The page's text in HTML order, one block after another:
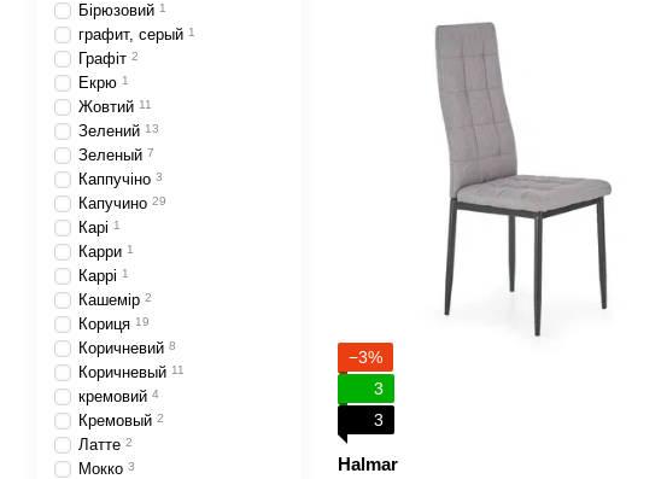
−3%
3
3
Halmar
Бірюзовий 1
графит, серый 1
Графіт 2
Екрю 1
Жовтий 11
Зелений 13
Зеленый 7
Каппучіно 3
Капучино 29
Карі 1
Карри 1
Каррі 1
Кашемір 2
Кориця 19
Коричневий 8
Коричневый 11
кремовий 4
Кремовый 2
Латте 2
Мокко 3